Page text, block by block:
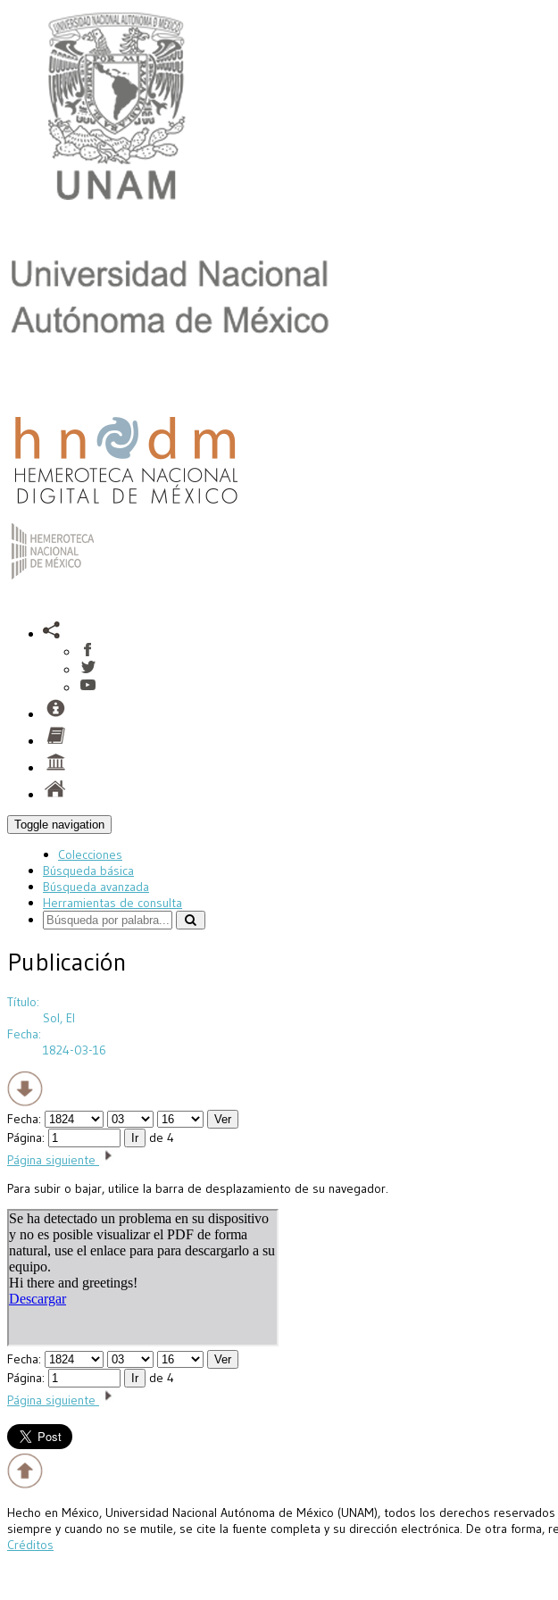
Toggle navigation
Colecciones
Búsqueda básica
Búsqueda avanzada
Herramientas de consulta
Publicación
Título:
Sol, El
Fecha:
1824-03-16
Fecha:
Página:
de 4
Página siguiente
Para subir o bajar, utilice la barra de desplazamiento de su navegador.
Fecha:
Página:
de 4
Página siguiente
Hecho en México, Universidad Nacional Autónoma de México (UNAM), todos los derechos
siempre y cuando no se mutile, se cite la fuente completa y su dirección electrónica. De otra
Créditos